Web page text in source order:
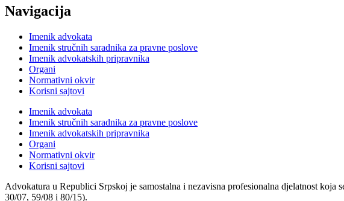
Navigacija
Imenik advokata
Imenik stručnih saradnika za pravne poslove
Imenik advokatskih pripravnika
Organi
Normativni okvir
Korisni sajtovi
Imenik advokata
Imenik stručnih saradnika za pravne poslove
Imenik advokatskih pripravnika
Organi
Normativni okvir
Korisni sajtovi
Advokatura u Republici Srpskoj je samostalna i nezavisna profesionalna djelatnost
30/07, 59/08 i 80/15).